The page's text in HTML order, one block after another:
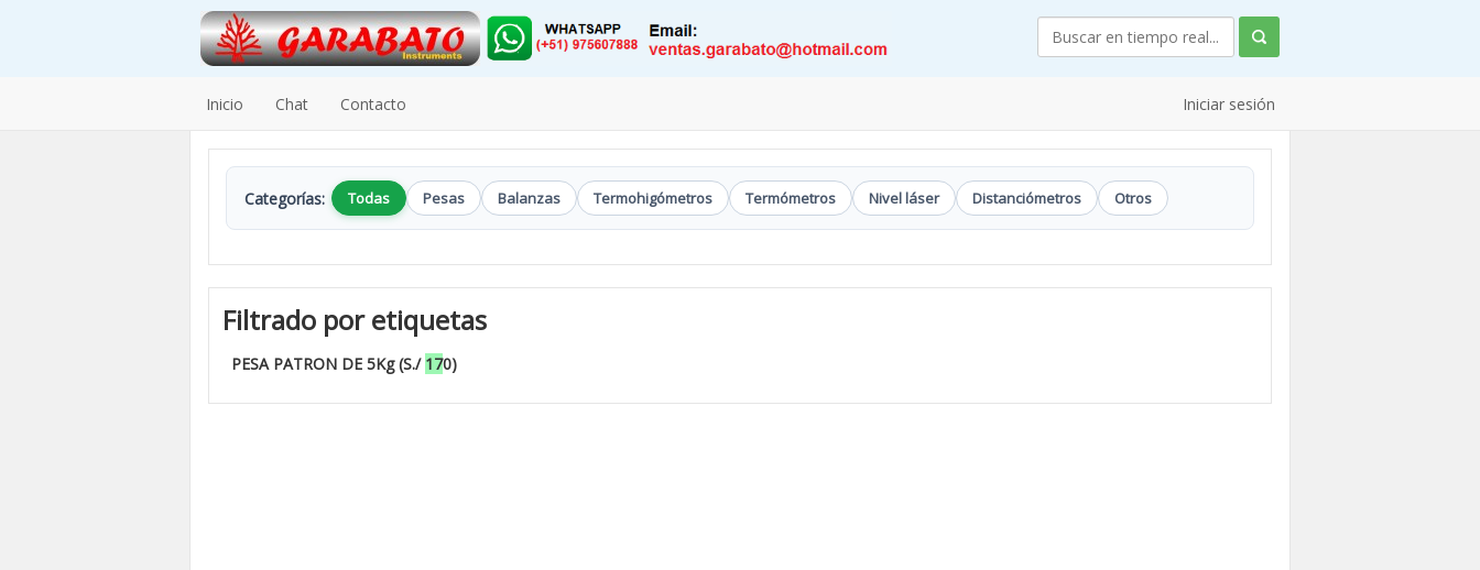
Inicio Chat Contacto Iniciar sesión
Categorías: Todas Pesas Balanzas Termohigómetros Termómetros Nivel láser Distanciómetros Otros
Filtrado por etiquetas
PESA PATRON DE 5Kg (S./ 170)